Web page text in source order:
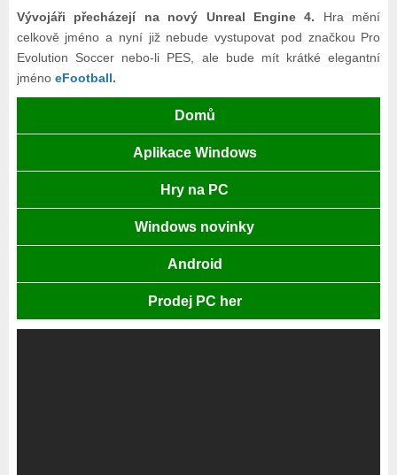
Vývojáři přecházejí na nový Unreal Engine 4. Hra mění
celkově jméno a nyní již nebude vystupovat pod značkou Pro
Evolution Soccer nebo-li PES, ale bude mít krátké elegantní
jméno eFootball.
Domů
Aplikace Windows
Hry na PC
Windows novinky
Android
Prodej PC her